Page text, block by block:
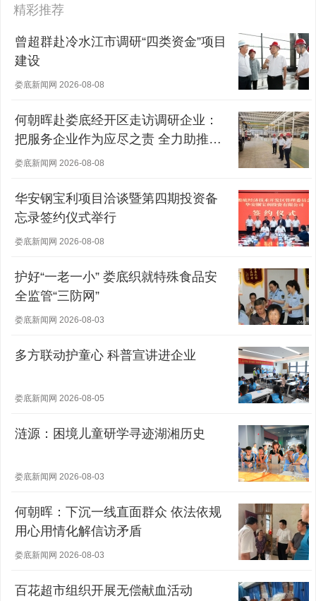
精彩推荐
曾超群赴冷水江市调研“四类资金”项目
建设
娄底新闻网 2026-08-08
何朝晖赴娄底经开区走访调研企业：
把服务企业作为应尽之责 全力助推经
营主体稳健发展
娄底新闻网 2026-08-08
华安钢宝利项目洽谈暨第四期投资备
忘录签约仪式举行
娄底新闻网 2026-08-08
护好“一老一小” 娄底织就特殊食品安
全监管“三防网”
娄底新闻网 2026-08-03
多方联动护童心 科普宣讲进企业
娄底新闻网 2026-08-05
涟源：困境儿童研学寻迹湖湘历史
娄底新闻网 2026-08-03
何朝晖：下沉一线直面群众 依法依规
用心用情化解信访矛盾
娄底新闻网 2026-08-03
百花超市组织开展无偿献血活动